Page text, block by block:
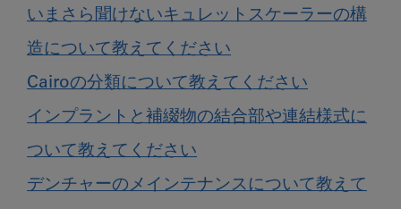
いまさら聞けないキュレットスケーラーの構
造について教えてください
Cairoの分類について教えてください
インプラントと補綴物の結合部や連結様式に
ついて教えてください
デンチャーのメインテナンスについて教えて